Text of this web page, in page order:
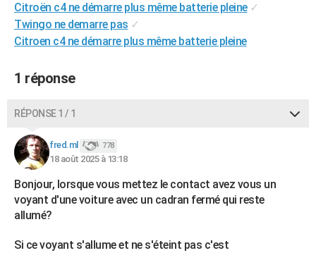
BONS PLANS
CARTE DE VOEUX
Carte de Noël
Carte Bonne année
Carte Saint-Valentin
Carte Pâques
Carte d'anniversaire
DICTIONNAIRE
PROGRAMME TV
COPAINS D'AVANT
S'inscrire
Se connecter
Lycées
Collèges
Primaires
Universités
Entreprises
Service militaire
Avis de recherche
AVIS DE DÉCÈS
FORUM
Bricolage
Lifestyle
Culture
Sport
Auto
Television
Voyage
Cinema
Citroën c4 ne démarre plus même batterie pleine ✓
Twingo ne demarre pas ✓
Citroen c4 ne démarre plus même batterie pleine
1 réponse
RÉPONSE 1 / 1
fred.ml 778
18 août 2025 à 13:18
Bonjour, lorsque vous mettez le contact avez vous un
voyant d'une voiture avec un cadran fermé qui reste
allumé?
Si ce voyant s'allume et ne s'éteint pas c'est